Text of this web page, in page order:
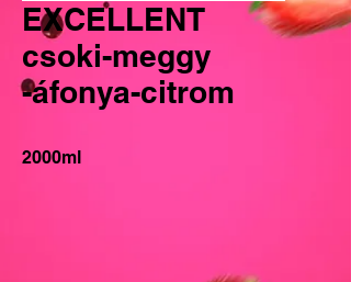
EXCELLENT
csoki-meggy
-áfonya-citrom
2000ml